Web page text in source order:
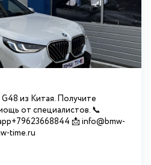
из Китая. Получите
от специалистов. 📞
📩 info@bmw-
time.ru